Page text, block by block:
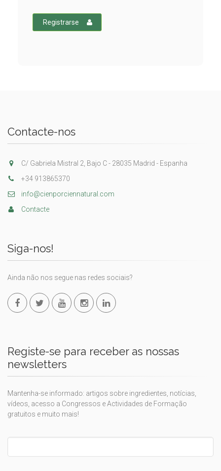
Registrarse
Contacte-nos
C/ Gabriela Mistral 2, Bajo C - 28035 Madrid - Espanha
+34 913865370
info@cienporciennatural.com
Contacte
Siga-nos!
Ainda não nos segue nas redes sociais?
Registe-se para receber as nossas
newsletters
Mantenha-se informado: artigos sobre ingredientes, notícias,
vídeos, acesso a Congressos e Actividades de Formação
gratuitos e muito mais!
field